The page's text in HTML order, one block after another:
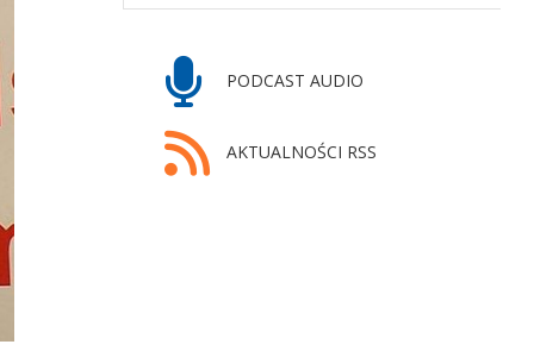
PODCAST AUDIO
AKTUALNOŚCI RSS